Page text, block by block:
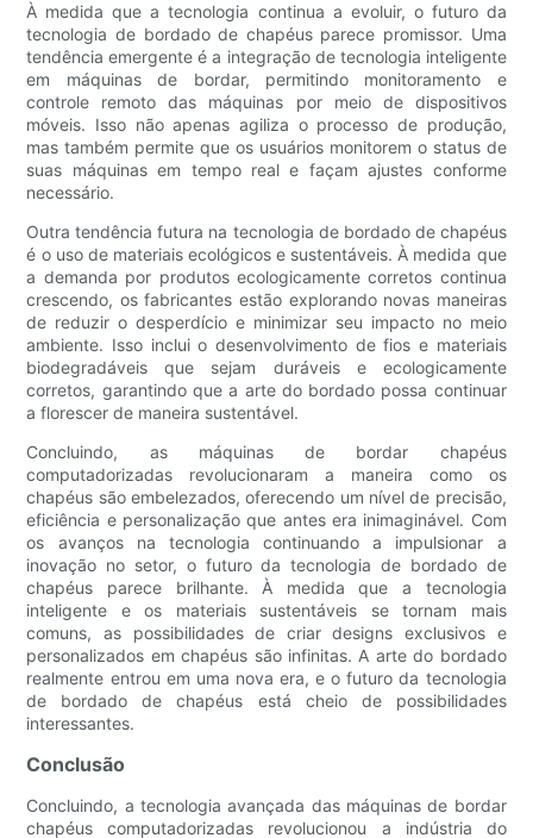
À medida que a tecnologia continua a evoluir, o futuro da
tecnologia de bordado de chapéus parece promissor. Uma
tendência emergente é a integração de tecnologia inteligente
em máquinas de bordar, permitindo monitoramento e
controle remoto das máquinas por meio de dispositivos
móveis. Isso não apenas agiliza o processo de produção,
mas também permite que os usuários monitorem o status de
suas máquinas em tempo real e façam ajustes conforme
necessário.
Outra tendência futura na tecnologia de bordado de chapéus
é o uso de materiais ecológicos e sustentáveis. À medida que
a demanda por produtos ecologicamente corretos continua
crescendo, os fabricantes estão explorando novas maneiras
de reduzir o desperdício e minimizar seu impacto no meio
ambiente. Isso inclui o desenvolvimento de fios e materiais
biodegradáveis que sejam duráveis e ecologicamente
corretos, garantindo que a arte do bordado possa continuar
a florescer de maneira sustentável.
Concluindo, as máquinas de bordar chapéus
computadorizadas revolucionaram a maneira como os
chapéus são embelezados, oferecendo um nível de precisão,
eficiência e personalização que antes era inimaginável. Com
os avanços na tecnologia continuando a impulsionar a
inovação no setor, o futuro da tecnologia de bordado de
chapéus parece brilhante. À medida que a tecnologia
inteligente e os materiais sustentáveis se tornam mais
comuns, as possibilidades de criar designs exclusivos e
personalizados em chapéus são infinitas. A arte do bordado
realmente entrou em uma nova era, e o futuro da tecnologia
de bordado de chapéus está cheio de possibilidades
interessantes.
Conclusão
Concluindo, a tecnologia avançada das máquinas de bordar
chapéus computadorizadas revolucionou a indústria do